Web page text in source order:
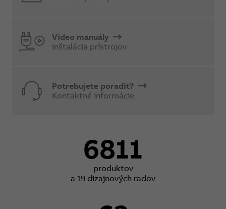
Video manuály
inštalácia prístrojov
Potrebujete poradiť?
Kontaktné informácie
6811
produktov
a 19 dizajnových radov